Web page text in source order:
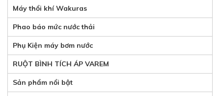
Máy thổi khí Wakuras
Phao báo mức nước thải
Phụ Kiện máy bơm nước
RUỘT BÌNH TÍCH ÁP VAREM
Sản phẩm nổi bật